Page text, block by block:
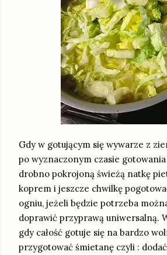
Gdy w gotującym się wywarze z
po wyznaczonym czasie
drobno pokrojoną świeżą natkę
koprem i jeszcze chwilkę
ogniu, jeżeli będzie potrzeba
doprawić przyprawą uniwersalną.
gdy całość gotuje się na bardzo
przygotować śmietanę czyli :